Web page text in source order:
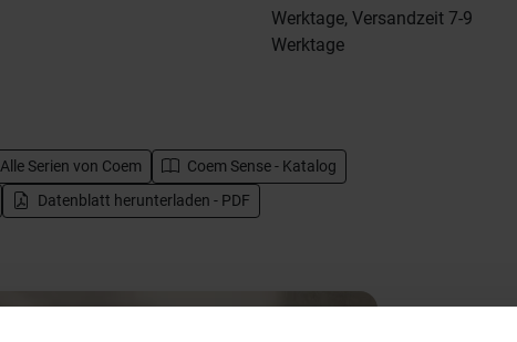
Werktage, Versandzeit 7-9
Werktage
Alle Serien von Coem
Coem Sense - Katalog
Datenblatt herunterladen - PDF